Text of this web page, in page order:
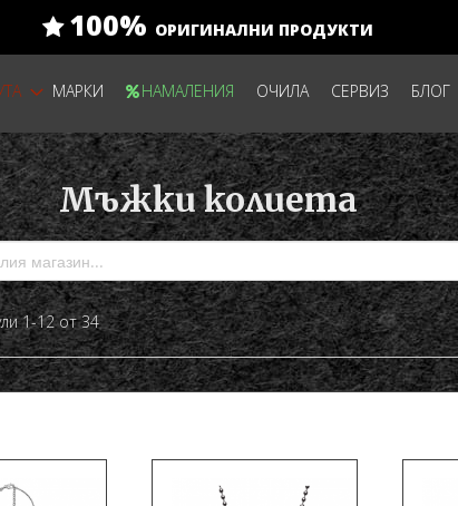
100% ОРИГИНАЛНИ ПРОДУКТИ
МАРКИ НАМАЛЕНИЯ ОЧИЛА СЕРВИЗ
БЛОГ
Мъжки колиета
1-12от34